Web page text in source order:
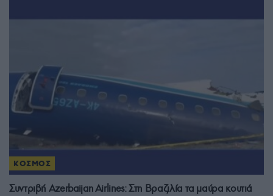
ΚΟΣΜΟΣ
Συντριβή Azerbaijan Airlines: Στη Βραζιλία τα μαύρα κουτιά